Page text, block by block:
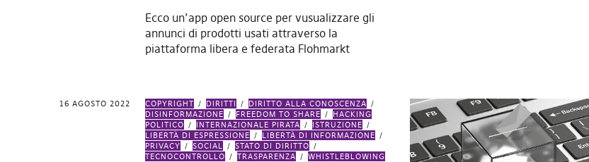
Ecco un’app open source per vusualizzare gli
annunci di prodotti usati attraverso la
piattaforma libera e federata Flohmarkt
16 AGOSTO 2022 COPYRIGHT DIRITTI
DIRITTO ALLA CONOSCENZA
DISINFORMAZIONE
FREEDOM TO SHARE
HACKING
POLITICO
INTERNAZIONALE PIRATA
ISTRUZIONE
LIBERTÀ DI ESPRESSIONE
LIBERTÀ DI INFORMAZIONE
PRIVACY
SOCIAL
STATO DI DIRITTO
TECNOCONTROLLO
TRASPARENZA WHISTLEBLOWING